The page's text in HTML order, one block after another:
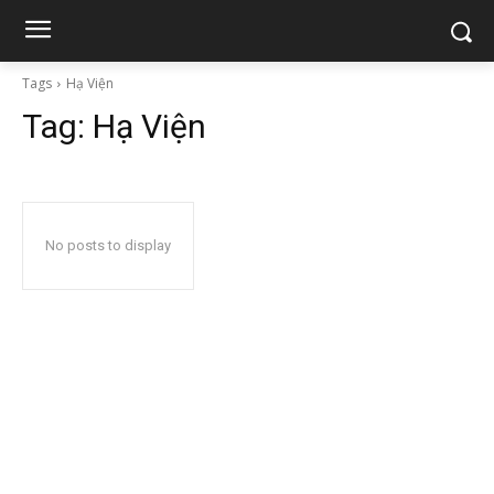
Tags Hạ Viện
Tag: Hạ Viện
No posts to display